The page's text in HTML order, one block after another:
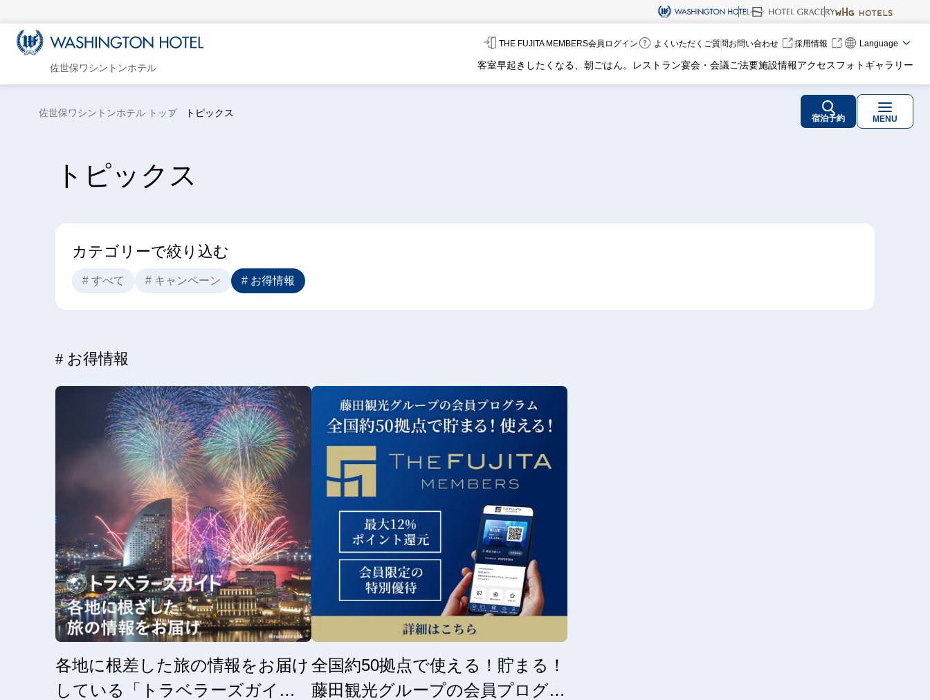
THE FUJITA MEMBERS会員ログイン よくいただくご質問お問い合わせ 採用情報 Language
佐世保ワシントンホテル 客室早起きしたくなる、朝ごはん。 レストラン宴会・会議ご法要施設情報アクセスフォトギャラリー
宿泊予約 MENU
佐世保ワシントンホテル トップ トピックス
トピックス
カテゴリーで絞り込む
# すべて # キャンペーン # お得情報
# お得情報
各地に根差した旅の情報をお届け
している「トラベラーズガイ
全国約50拠点で使える！貯まる！
藤田観光グループの会員プログラ